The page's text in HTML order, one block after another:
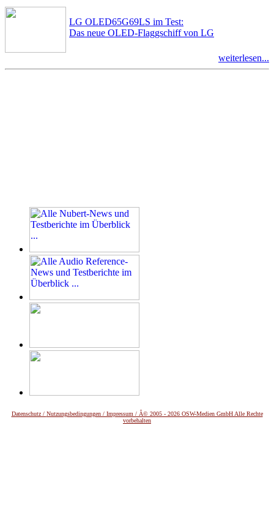
LG OLED65G69LS im Test:
Das neue OLED-Flaggschiff von LG
weiterlesen...
Datenschutz / Nutzungsbedingungen / Impressum / Â© 2005 - 2026 OSW-Medien GmbH Alle Rechte
vorbehalten